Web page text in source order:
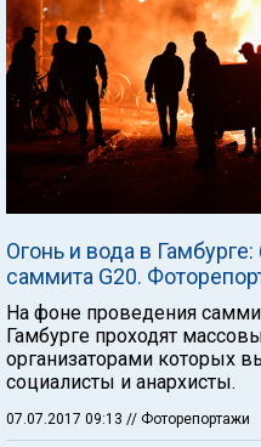
Огонь и вода в
саммита G20.
На фоне проведения
Гамбурге проходят
организаторами которых
социалисты и анархисты.
07.07.2017 09:13 // Фоторепортажи